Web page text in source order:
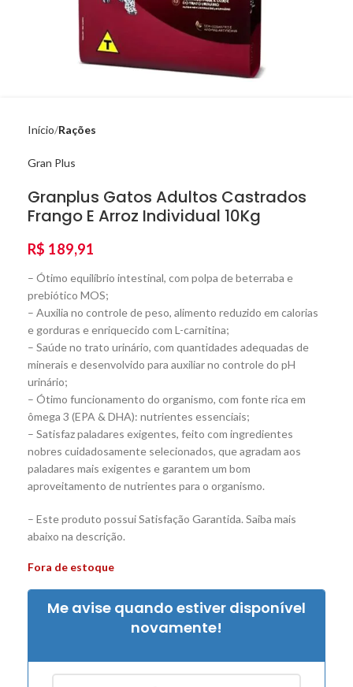
Início Rações
Gran Plus
Granplus Gatos Adultos Castrados
Frango E Arroz Individual 10Kg
R$ 189,91
– Ótimo equilíbrio intestinal, com polpa de beterraba e
prebiótico MOS;
– Auxilia no controle de peso, alimento reduzido em calorias
e gorduras e enriquecido com L-carnitina;
– Saúde no trato urinário, com quantidades adequadas de
minerais e desenvolvido para auxiliar no controle do pH
urinário;
– Ótimo funcionamento do organismo, com fonte rica em
ômega 3 (EPA & DHA): nutrientes essenciais;
– Satisfaz paladares exigentes, feito com ingredientes
nobres cuidadosamente selecionados, que agradam aos
paladares mais exigentes e garantem um bom
aproveitamento de nutrientes para o organismo.
– Este produto possui Satisfação Garantida. Saiba mais
abaixo na descrição.
Fora de estoque
Me avise quando estiver disponível
novamente!